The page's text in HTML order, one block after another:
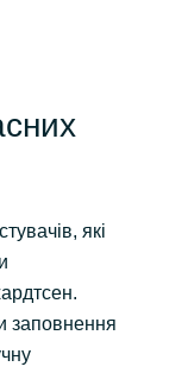
які
заповнення